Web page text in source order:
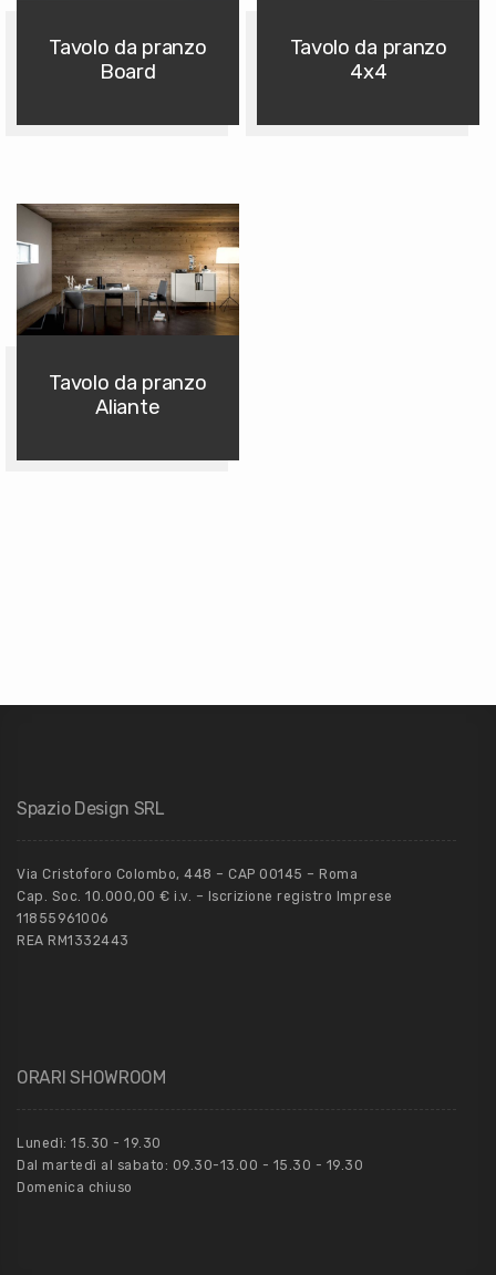
Tavolo da pranzo
Board
Tavolo da pranzo
4x4
Tavolo da pranzo
Aliante
Spazio Design SRL
Via Cristoforo Colombo, 448 – CAP 00145 – Roma
Cap. Soc. 10.000,00 € i.v. – Iscrizione registro Imprese
11855961006
REA RM1332443
ORARI SHOWROOM
Lunedì: 15.30 - 19.30
Dal martedì al sabato: 09.30-13.00 - 15.30 - 19.30
Domenica chiuso